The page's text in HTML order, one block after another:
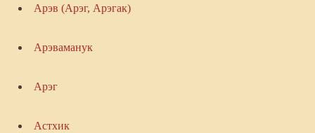
Арэв (Арэг, Арэгак)
Арэваманук
Арэг
Астхик